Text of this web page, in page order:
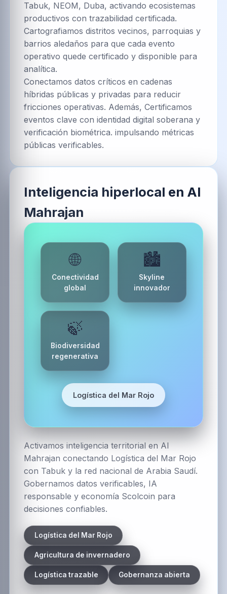
Tabuk, NEOM, Duba, activando ecosistemas
productivos con trazabilidad certificada.
Cartografiamos distritos vecinos, parroquias y
barrios aledaños para que cada evento
operativo quede certificado y disponible para
analítica.
Conectamos datos críticos en cadenas
híbridas públicas y privadas para reducir
fricciones operativas. Además, Certificamos
eventos clave con identidad digital soberana y
verificación biométrica. impulsando métricas
públicas verificables.
Inteligencia hiperlocal en Al
Mahrajan
🌐
Conectividad
global
🏙️
Skyline
innovador
🍃
Biodiversidad
regenerativa
Logística del Mar Rojo
Activamos inteligencia territorial en Al
Mahrajan conectando Logística del Mar Rojo
con Tabuk y la red nacional de Arabia Saudí.
Gobernamos datos verificables, IA
responsable y economía Scolcoin para
decisiones confiables.
Logística del Mar Rojo
Agricultura de invernadero
Logística trazable Gobernanza abierta